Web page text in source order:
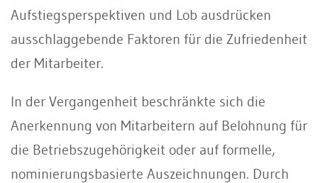
Aufstiegsperspektiven und Lob ausdrücken
ausschlaggebende Faktoren für die Zufriedenheit
der Mitarbeiter.
In der Vergangenheit beschränkte sich die
Anerkennung von Mitarbeitern auf Belohnung für
die Betriebszugehörigkeit oder auf formelle,
nominierungsbasierte Auszeichnungen. Durch